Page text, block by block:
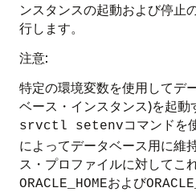
ンスタンスの起動および停止
行します。
注意:
特定の環境変数を使用してデ
ベース・インスタンス)を起動
srvctl setenvコマンドを
によってデータベース用に維
ス・プロファイルに対してこ
ORACLE_HOMEおよび